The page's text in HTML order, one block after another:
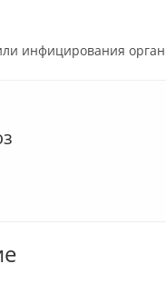
инфицирования